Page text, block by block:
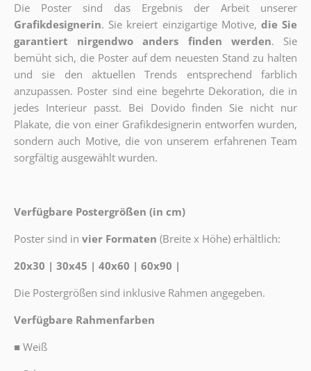
Die Poster sind das Ergebnis der Arbeit unserer
Grafikdesignerin. Sie kreiert einzigartige Motive, die Sie
garantiert nirgendwo anders finden werden. Sie
bemüht sich, die Poster auf dem neuesten Stand zu halten
und sie den aktuellen Trends entsprechend farblich
anzupassen. Poster sind eine begehrte Dekoration, die in
jedes Interieur passt. Bei Dovido finden Sie nicht nur
Plakate, die von einer Grafikdesignerin entworfen wurden,
sondern auch Motive, die von unserem erfahrenen Team
sorgfältig ausgewählt wurden.
Verfügbare Postergrößen (in cm)
Poster sind in vier Formaten (Breite x Höhe) erhältlich:
20x30 | 30x45 | 40x60 | 60x90 |
Die Postergrößen sind inklusive Rahmen angegeben.
Verfügbare Rahmenfarben
■ Weiß